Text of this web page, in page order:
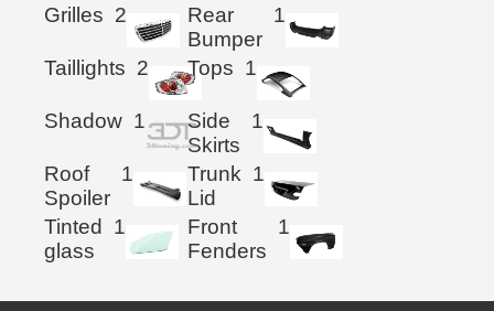
Grilles 2
Rear
Bumper
1
Taillights 2 Tops 1
Shadow 1
Side
Skirts
1
Roof
Spoiler
1
Trunk
Lid
1
Tinted
glass
1
Front
Fenders
1